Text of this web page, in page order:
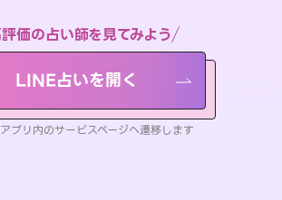
価の占い師を見てみよう
LINE占いを開く
プリ内のサービスページへ遷移します